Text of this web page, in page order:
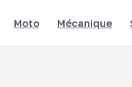
Moto Mécanique